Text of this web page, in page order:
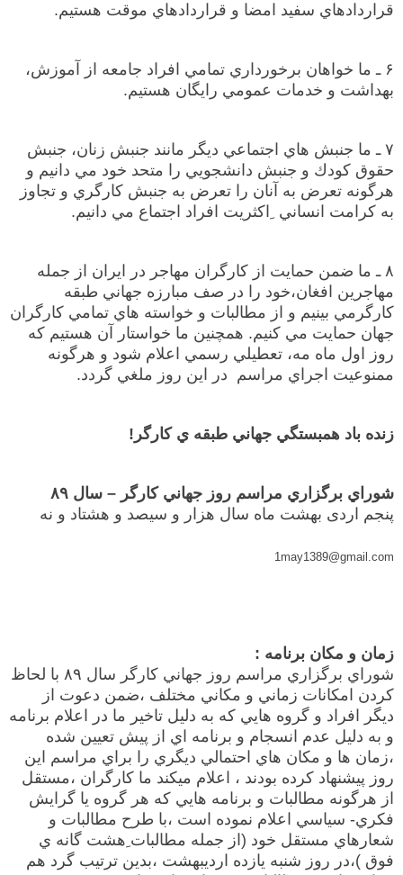
قراردادهاي سفيد امضا و قراردادهاي موقت هستيم.
۶ ـ ما خواهان برخورداري تمامي افراد جامعه از آموزش،
بهداشت و خدمات عمومي رایگان هستيم.
۷ ـ ما جنبش هاي اجتماعي ديگر مانند جنبش زنان، جنبش
حقوق كودك و جنبش دانشجويي را متحد خود مي دانيم و
هرگونه تعرض به آنان را تعرض به جنبش كارگري و تجاوز
به كرامت انساني ِاكثريت افراد اجتماع مي دانيم.
۸ ـ ما ضمن حمايت از كارگران مهاجر در ايران از جمله
مهاجرين افغان،‌خود را در صف مبارزه جهاني طبقه
كارگرمي بينيم و از مطالبات و خواسته هاي تمامي كارگران
جهان حمايت مي كنيم. همچنين ما خواستار آن هستيم كه
روز اول ماه مه،‌ تعطيلي رسمي اعلام شود و هرگونه
ممنوعيت اجراي مراسم در اين روز ملغي گردد.
زنده باد همبستگي جهاني طبقه ي كارگر!
شوراي برگزاري مراسم روز جهاني كارگر – سال ۸۹
پنجم اردی بهشت ماه سال هزار و سیصد و هشتاد و نه
1may1389@gmail.com
زمان و مكان برنامه :
شوراي برگزاري مراسم روز جهاني كارگر سال ۸۹ با لحاظ
كردن امكانات زماني و مكاني مختلف ،ضمن دعوت از
ديگر افراد و گروه هايي كه به دليل تاخير ما در اعلام برنامه
و به دليل عدم انسجام و برنامه اي از پيش تعيين شده
،زمان ها و مكان هاي احتمالي ديگري را براي مراسم اين
روز پيشنهاد كرده بودند ، اعلام ميكند ما كارگران ،مستقل
از هرگونه مطالبات و برنامه هايي كه هر گروه يا گرايش
فكري- سياسي اعلام نموده است ،با طرح مطالبات و
شعارهاي مستقل خود (از جمله مطالبات ِهشت گانه ي
فوق )،در روز شنبه يازده ارديبهشت ،بدين ترتيب گرد هم